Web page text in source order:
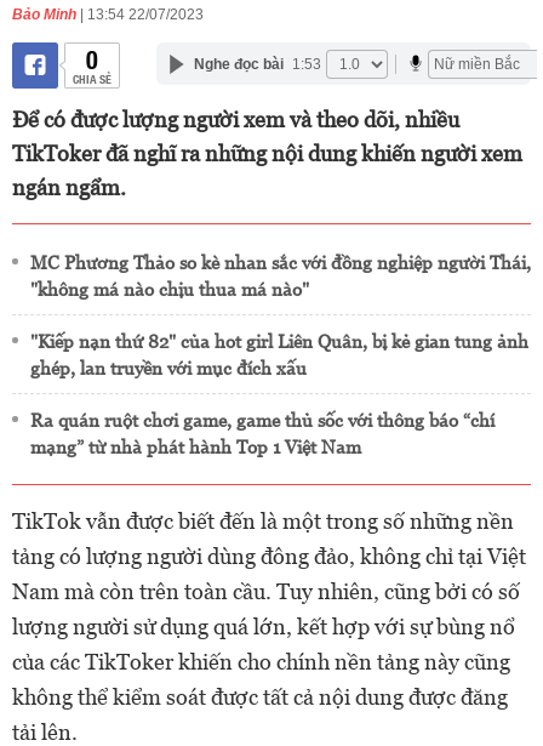
Bảo Minh | 13:54 22/07/2023
0
CHIA SẺ
Nghe đọc bài 1:53
Để có được lượng người xem và theo dõi, nhiều
TikToker đã nghĩ ra những nội dung khiến người xem
ngán ngẩm.
MC Phương Thảo so kè nhan sắc với đồng nghiệp người Thái,
"không má nào chịu thua má nào"
"Kiếp nạn thứ 82" của hot girl Liên Quân, bị kẻ gian tung ảnh
ghép, lan truyền với mục đích xấu
Ra quán ruột chơi game, game thủ sốc với thông báo “chí
mạng” từ nhà phát hành Top 1 Việt Nam
TikTok vẫn được biết đến là một trong số những nền
tảng có lượng người dùng đông đảo, không chỉ tại Việt
Nam mà còn trên toàn cầu. Tuy nhiên, cũng bởi có số
lượng người sử dụng quá lớn, kết hợp với sự bùng nổ
của các TikToker khiến cho chính nền tảng này cũng
không thể kiểm soát được tất cả nội dung được đăng
tải lên.